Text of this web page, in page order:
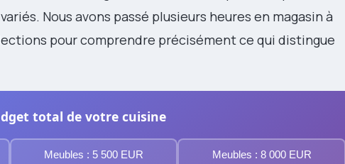
Nous avons passé plusieurs heures en magasin à
pour comprendre précisément ce qui distingue
total de votre cuisine
Meubles : 5 500 EUR Meubles : 8 000 EUR